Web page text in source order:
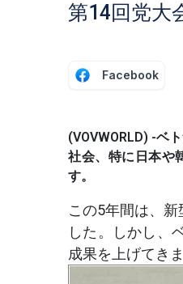
第14回党大
Facebook
(VOVWORLD) -ベ
社会、特に日本や
す。
この5年間は、
した。しかし、
成果を上げてきま